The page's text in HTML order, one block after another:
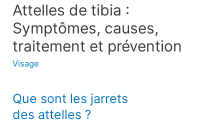
Attelles de tibia :
Symptômes, causes,
traitement et prévention
Visage
Que sont les jarrets
des attelles ?